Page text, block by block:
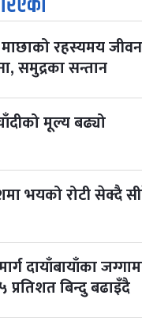
-Mar 21, 2027
-Mar 22, 2027
रहस्यमय
समुद्रका सन्तान
मूल्य बढ्यो
भयको रोटी सेक्दै
दायाँबायाँका
प्रतिशत बिन्दु बढाइँदै